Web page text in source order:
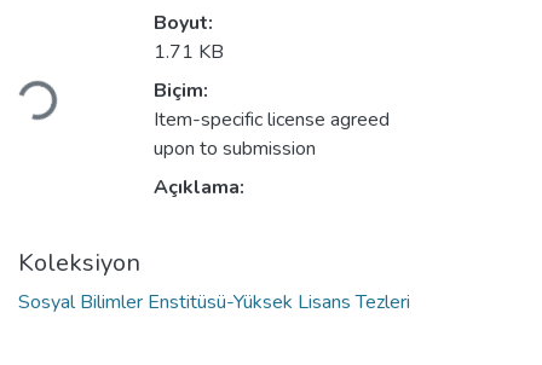
Yükleniyor...
Boyut:
1.71 KB
Biçim:
Item-specific license agreed
upon to submission
Açıklama:
Koleksiyon
Sosyal Bilimler Enstitüsü-Yüksek Lisans Tezleri